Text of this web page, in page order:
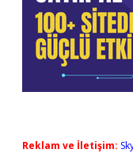
Reklam ve İletişim: